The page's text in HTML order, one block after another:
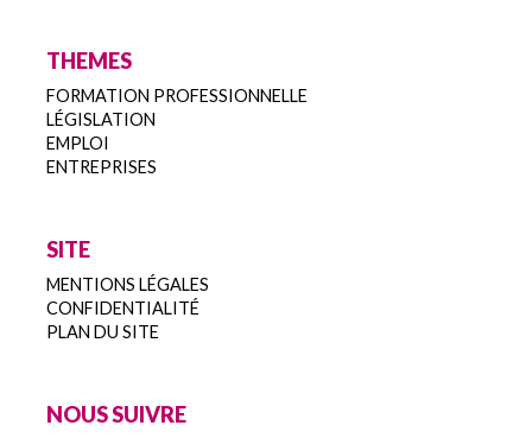
THEMES
FORMATION PROFESSIONNELLE
LÉGISLATION
EMPLOI
ENTREPRISES
SITE
MENTIONS LÉGALES
CONFIDENTIALITÉ
PLAN DU SITE
NOUS SUIVRE